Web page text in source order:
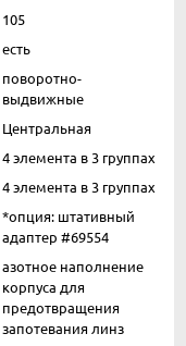
105
есть
поворотно-
выдвижные
Центральная
4 элемента в 3 группах
4 элемента в 3 группах
*опция: штативный
адаптер #69554
азотное наполнение
корпуса для
предотвращения
запотевания линз